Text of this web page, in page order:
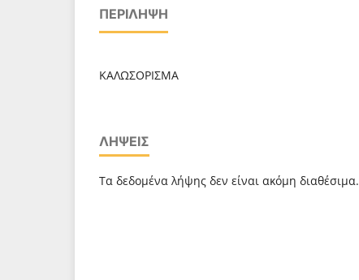
ΠΕΡΊΛΗΨΗ
ΚΑΛΩΣΟΡΙΣΜΑ
ΛΉΨΕΙΣ
Τα δεδομένα λήψης δεν είναι ακόμη διαθέσιμα.